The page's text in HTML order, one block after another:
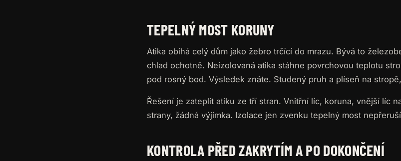
TEPELNÝ MOST KORUNY
Atika obíhá celý dům jako žebro trčící do mrazu. Bývá to
chlad ochotně. Neizolovaná atika stáhne povrchovou teplotu
pod rosný bod. Výsledek znáte. Studený pruh a plíseň na
Řešení je zateplit atiku ze tří stran. Vnitřní líc, koruna, vnější líc
strany, žádná výjimka. Izolace jen zvenku tepelný most
KONTROLA PŘED ZAKRYTÍM A PO DOKONČENÍ